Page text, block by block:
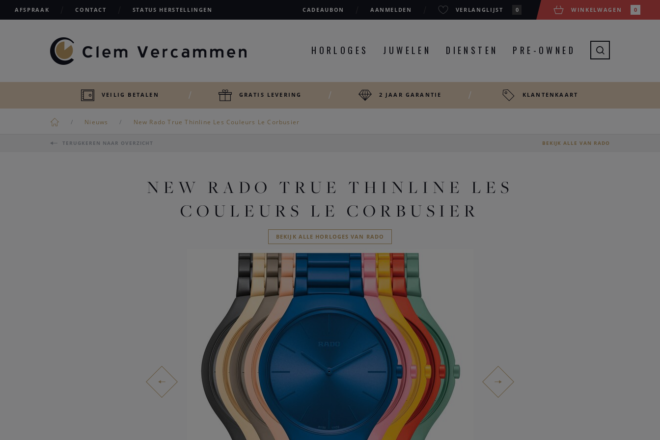
AFSPRAAK CONTACT STATUS HERSTELLINGEN CADEAUBON AANMELDEN VERLANGLIJST 0 WINKELWAGEN 0
HORLOGES JUWELEN DIENSTEN PRE-OWNED
VEILIG BETALEN GRATIS LEVERING 2 JAAR GARANTIE KLANTENKAART
Nieuws New Rado True Thinline Les Couleurs Le Corbusier
TERUGKEREN NAAR OVERZICHT BEKIJK ALLE VAN RADO
NEW RADO TRUE THINLINE LES
COULEURS LE CORBUSIER
BEKIJK ALLE HORLOGES VAN RADO